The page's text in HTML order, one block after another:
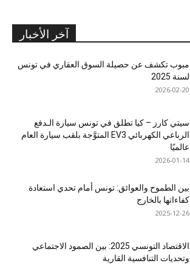
آخر الأخبار
مبوب تكشف عن حصيلة السوق العقاري في تونس
لسنة 2025
2026-02-20
سيتي كارز – كيا تطلق في تونس سيارة الـدفع
الرباعي الكهربائي EV3 المتوَّجة بلقب سيارة العام
عالميًا
2026-01-14
بين الطموح والعوائق: تونس أمام تحدي استعادة
كفاءاتها بالخارج
2025-12-26
الاقتصاد التونسي 2025: بين الصمود الاجتماعي
وتحديات التنافسية القارية